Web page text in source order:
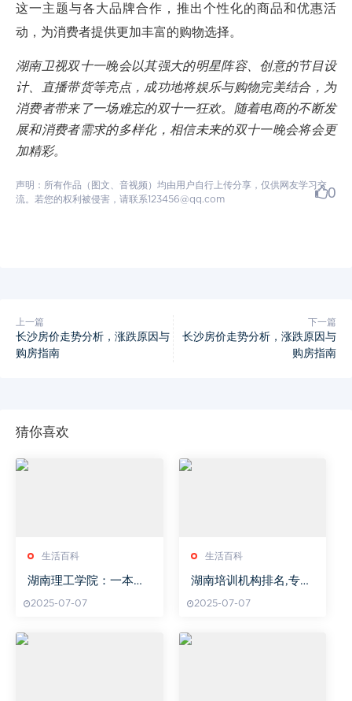
这一主题与各大品牌合作，推出个性化的商品和优惠活
动，为消费者提供更加丰富的购物选择。
湖南卫视双十一晚会以其强大的明星阵容、创意的节目设
计、直播带货等亮点，成功地将娱乐与购物完美结合，为
消费者带来了一场难忘的双十一狂欢。随着电商的不断发
展和消费者需求的多样化，相信未来的双十一晚会将会更
加精彩。
声明：所有作品（图文、音视频）均由用户自行上传分享，仅供网友学习交
流。若您的权利被侵害，请联系123456@qq.com
0
上一篇
长沙房价走势分析，涨跌原因与
购房指南
下一篇
长沙房价走势分析，涨跌原因与
购房指南
猜你喜欢
生活百科
湖南理工学院：一本还
院校分类解析
2025-07-07
生活百科
湖南培训机构排名,专业
合评估
2025-07-07